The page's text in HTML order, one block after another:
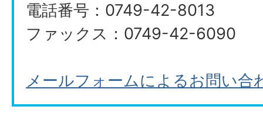
電話番号：0749-42-8013
ファックス：0749-42-6090
メールフォームによるお問い合